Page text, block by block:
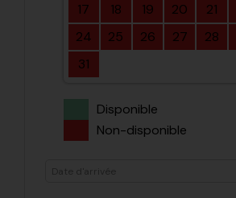
17
18 19 20 21
24
25 26 27 28
31
Disponible
Non-disponible